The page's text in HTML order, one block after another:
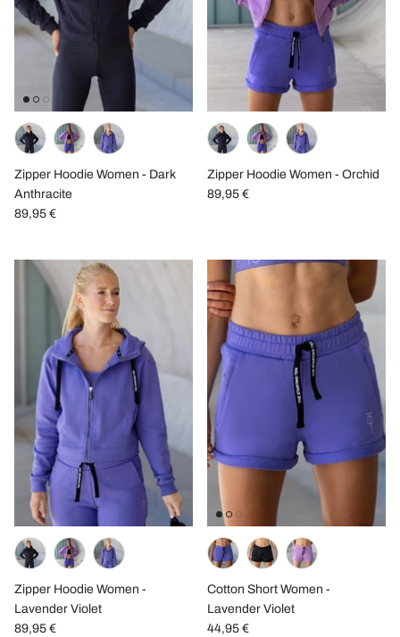
Zipper Hoodie Women - Dark
Anthracite
89,95 €
Zipper Hoodie Women - Orchid
89,95 €
Zipper Hoodie Women -
Lavender Violet
89,95 €
Cotton Short Women -
Lavender Violet
44,95 €